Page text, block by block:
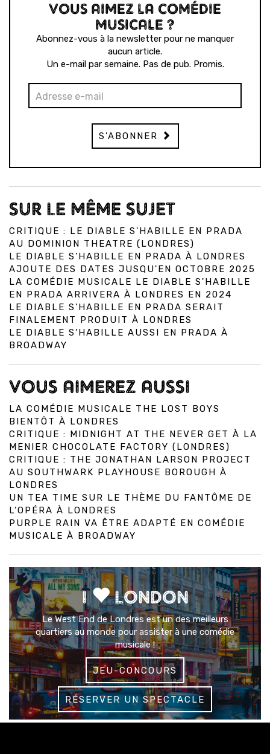
VOUS AIMEZ LA COMÉDIE
MUSICALE ?
Abonnez-vous à la newsletter pour ne manquer
aucun article.
Un e-mail par semaine. Pas de pub. Promis.
S'ABONNER
SUR LE MÊME SUJET
CRITIQUE : LE DIABLE S'HABILLE EN PRADA
AU DOMINION THEATRE (LONDRES)
LE DIABLE S'HABILLE EN PRADA À LONDRES
AJOUTE DES DATES JUSQU'EN OCTOBRE 2025
LA COMÉDIE MUSICALE LE DIABLE S'HABILLE
EN PRADA ARRIVERA À LONDRES EN 2024
LE DIABLE S'HABILLE EN PRADA SERAIT
FINALEMENT PRODUIT À LONDRES
LE DIABLE S’HABILLE AUSSI EN PRADA À
BROADWAY
VOUS AIMEREZ AUSSI
LA COMÉDIE MUSICALE THE LOST BOYS
BIENTÔT À LONDRES
CRITIQUE : MIDNIGHT AT THE NEVER GET À LA
MENIER CHOCOLATE FACTORY (LONDRES)
CRITIQUE : THE JONATHAN LARSON PROJECT
AU SOUTHWARK PLAYHOUSE BOROUGH À
LONDRES
UN TEA TIME SUR LE THÈME DU FANTÔME DE
L’OPÉRA À LONDRES
PURPLE RAIN VA ÊTRE ADAPTÉ EN COMÉDIE
MUSICALE À BROADWAY
I LONDON
Le West End de Londres est un des meilleurs
quartiers au monde pour assister à une comédie
musicale !
JEU-CONCOURS
RÉSERVER UN SPECTACLE